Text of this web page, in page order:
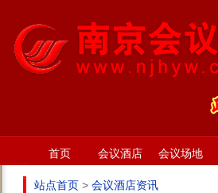
首页 会议酒店 会议场地
站点首页 > 会议酒店资讯